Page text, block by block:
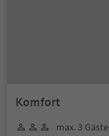
Komfort
max. 3 Gäste